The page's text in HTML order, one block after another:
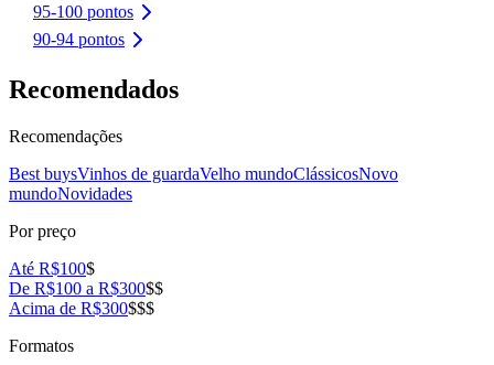
95-100 pontos
90-94 pontos
Recomendados
Recomendações
Best buysVinhos de guardaVelho mundoClássicosNovo
mundoNovidades
Por preço
Até R$100$
De R$100 a R$300$$
Acima de R$300$$$
Formatos